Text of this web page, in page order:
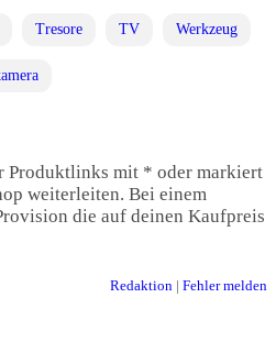
Tresore TV Werkzeug
Produktlinks mit * oder markiert
weiterleiten. Bei einem
die auf deinen Kaufpreis
Redaktion | Fehler melden